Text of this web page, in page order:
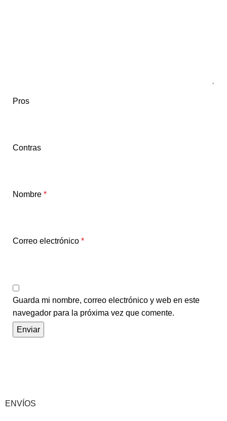
Pros
Contras
Nombre *
Correo electrónico *
Guarda mi nombre, correo electrónico y web en este
navegador para la próxima vez que comente.
ENVÍOS